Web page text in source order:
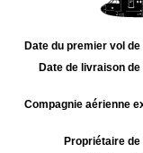
Date du premier vol
Date de livraison
Compagnie aérienne
Propriétaire